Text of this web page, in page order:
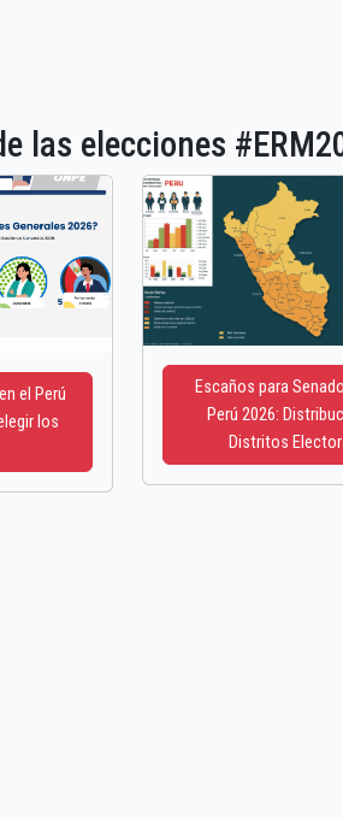
las elecciones
el Perú
los
Escaños para
Perú 2026:
Distritos